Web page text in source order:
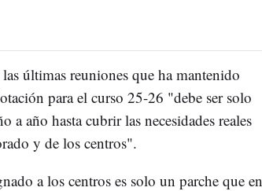
últimas reuniones que ha mantenido
para el curso 25-26 "debe ser solo
a año hasta cubrir las necesidades reales
y de los centros".
a los centros es solo un parche que en